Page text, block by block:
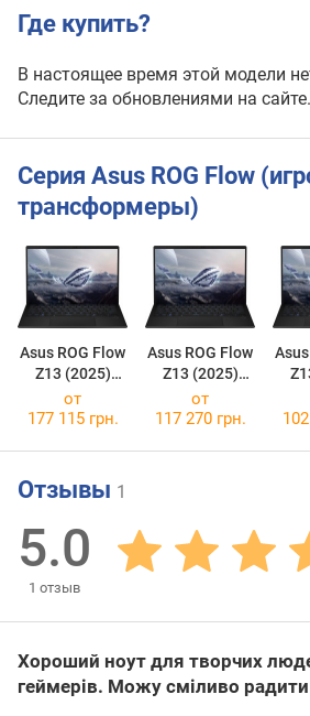
Где купить?
В настоящее время этой модели
Следите за обновлениями на сайте.
Серия Asus ROG Flow
трансформеры)
Asus ROG Flow
Z13 (2025)
GZ302EA
[GZ302EA-RU089]
Asus ROG Flow
Z13 (2025)
GZ302EA
[GZ302EA-RU126W]
от
177 115 грн.
от
117 270 грн.
Отзывы 1
5.0
1 отзыв
Хороший ноут для творчих
геймерів. Можу сміливо радити